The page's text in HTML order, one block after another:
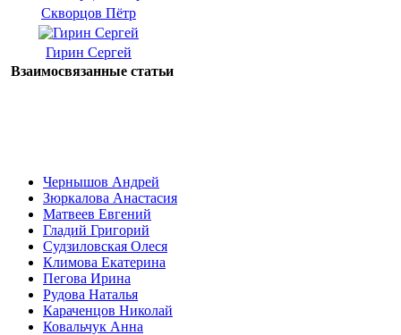
Скворцов Пётр
Гирин Сергей
Взаимосвязанные статьи
Чернышов Андрей
Зюркалова Анастасия
Матвеев Евгений
Гладий Григорий
Судзиловская Олеся
Климова Екатерина
Пегова Ирина
Рудова Наталья
Караченцов Николай
Ковальчук Анна